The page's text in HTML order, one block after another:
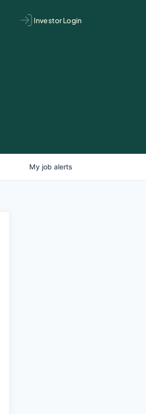
Investor Login
My job alerts